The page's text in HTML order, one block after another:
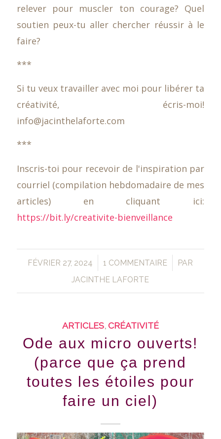
relever pour muscler ton courage? Quel
soutien peux-tu aller chercher réussir à le
faire?
***
Si tu veux travailler avec moi pour libérer ta
créativité, écris-moi!
info@jacinthelaforte.com
***
Inscris-toi pour recevoir de l'inspiration par
courriel (compilation hebdomadaire de mes
articles) en cliquant ici:
https://bit.ly/creativite-bienveillance
FÉVRIER 27, 2024
/ 1 COMMENTAIRE
/
PAR
JACINTHE LAFORTE
ARTICLES,CRÉATIVITÉ
Ode aux micro ouverts!
(parce que ça prend
toutes les étoiles pour
faire un ciel)